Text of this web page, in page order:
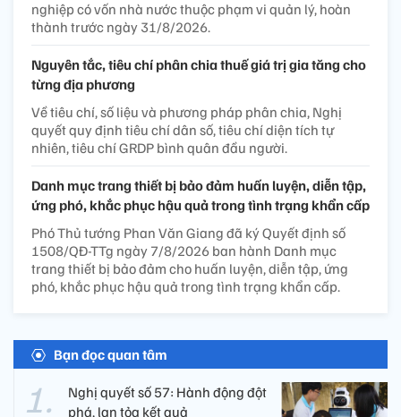
nghiệp có vốn nhà nước thuộc phạm vi quản lý, hoàn
thành trước ngày 31/8/2026.
Nguyên tắc, tiêu chí phân chia thuế giá trị gia tăng cho
từng địa phương
Về tiêu chí, số liệu và phương pháp phân chia, Nghị
quyết quy định tiêu chí dân số, tiêu chí diện tích tự
nhiên, tiêu chí GRDP bình quân đầu người.
Danh mục trang thiết bị bảo đảm huấn luyện, diễn tập,
ứng phó, khắc phục hậu quả trong tình trạng khẩn cấp
Phó Thủ tướng Phan Văn Giang đã ký Quyết định số
1508/QĐ-TTg ngày 7/8/2026 ban hành Danh mục
trang thiết bị bảo đảm cho huấn luyện, diễn tập, ứng
phó, khắc phục hậu quả trong tình trạng khẩn cấp.
Bạn đọc quan tâm
Nghị quyết số 57: Hành động đột
phá, lan tỏa kết quả